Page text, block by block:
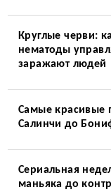
Круглые черви:
нематоды
заражают людей
Самые красивые
Салинчи до
Сериальная
маньяка до